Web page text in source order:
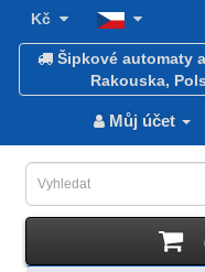
Kč
Šipkové automaty
Rakouska,
Můj účet